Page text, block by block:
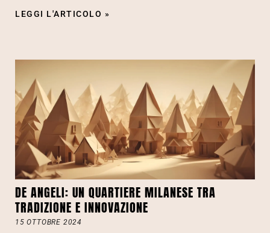
LEGGI L'ARTICOLO »
DE ANGELI: UN QUARTIERE MILANESE TRA
TRADIZIONE E INNOVAZIONE
15 OTTOBRE 2024